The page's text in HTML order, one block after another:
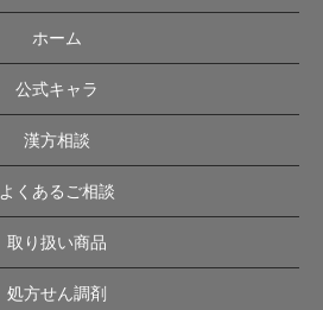
ホーム
公式キャラ
漢方相談
よくあるご相談
取り扱い商品
処方せん調剤